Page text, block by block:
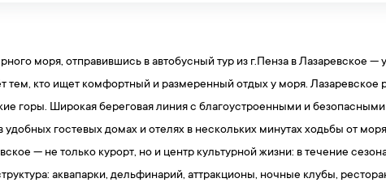
моря, отправившись в автобусный тур из г.Пенза в Лазаревское
тем, кто ищет комфортный и размеренный отдых у моря.
горы. Широкая береговая линия с благоустроенными и
удобных гостевых домах и отелях в нескольких минутах ходьбы от
— не только курорт, но и центр культурной жизни: в течение
аквапарки, дельфинарий, аттракционы, ночные клубы,